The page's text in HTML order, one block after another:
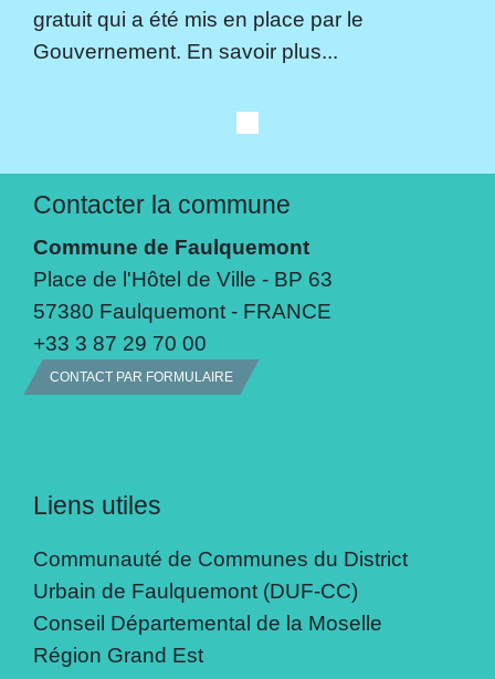
gratuit qui a été mis en place par le
Gouvernement. En savoir plus...
Contacter la commune
Commune de Faulquemont
Place de l'Hôtel de Ville - BP 63
57380 Faulquemont - FRANCE
+33 3 87 29 70 00
CONTACT PAR FORMULAIRE
Liens utiles
Communauté de Communes du District
Urbain de Faulquemont (DUF-CC)
Conseil Départemental de la Moselle
Région Grand Est